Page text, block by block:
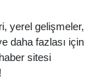
yerel gelişmeler,
daha fazlası için
sitesi